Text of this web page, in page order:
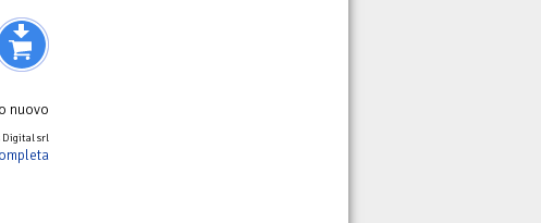
nuovo
Digital srl